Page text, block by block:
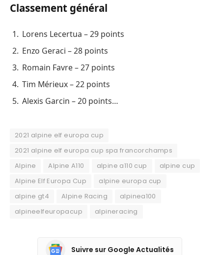
Classement général
Lorens Lecertua – 29 points
Enzo Geraci – 28 points
Romain Favre – 27 points
Tim Mérieux – 22 points
Alexis Garcin – 20 points…
2021 alpine elf europa cup
2021 alpine elf europa cup spa francorchamps
Alpine
Alpine A110 alpine a110 cup
alpine cup
Alpine Elf Europa Cup
alpine europa cup
alpine gt4
Alpine Racing
alpinea100
alpineelfeuropacup
alpineracing
Suivre sur Google Actualités